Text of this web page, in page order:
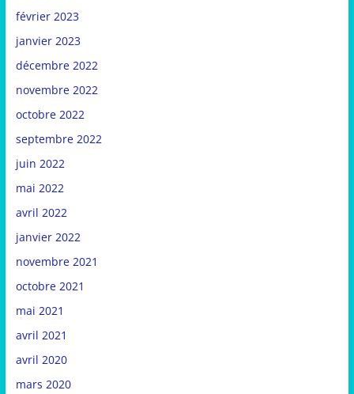
février 2023
janvier 2023
décembre 2022
novembre 2022
octobre 2022
septembre 2022
juin 2022
mai 2022
avril 2022
janvier 2022
novembre 2021
octobre 2021
mai 2021
avril 2021
avril 2020
mars 2020